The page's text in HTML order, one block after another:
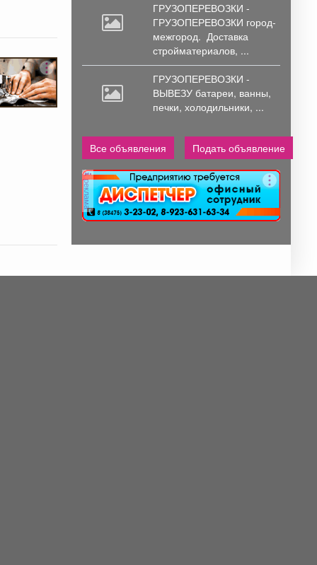
ГРУЗОПЕРЕВОЗКИ -
ГРУЗОПЕРЕВОЗКИ город-
межгород. Доставка
стройматериалов, ...
ГРУЗОПЕРЕВОЗКИ -
ВЫВЕЗУ батареи, ванны,
печки, холодильники, ...
Все объявления Подать объявление
реклама